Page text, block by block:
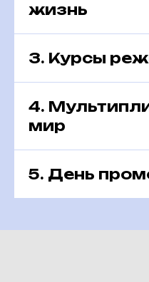
жизнь
3. Курсы
4.
мир
5. День